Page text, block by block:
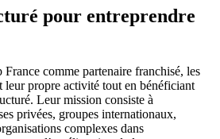
pour entreprendre
comme partenaire franchisé, les
leur propre activité tout en bénéficiant
Leur mission consiste à
privées, groupes internationaux,
complexes dans